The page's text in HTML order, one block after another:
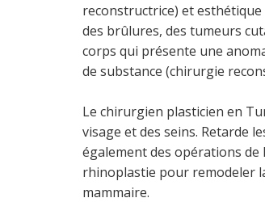
reconstructrice) et
des brûlures, des tumeurs
corps qui présente une
de substance (chirurgie
Le chirurgien plasticien en
visage et des seins. Retarde
également des opérations
rhinoplastie pour remodeler
mammaire.